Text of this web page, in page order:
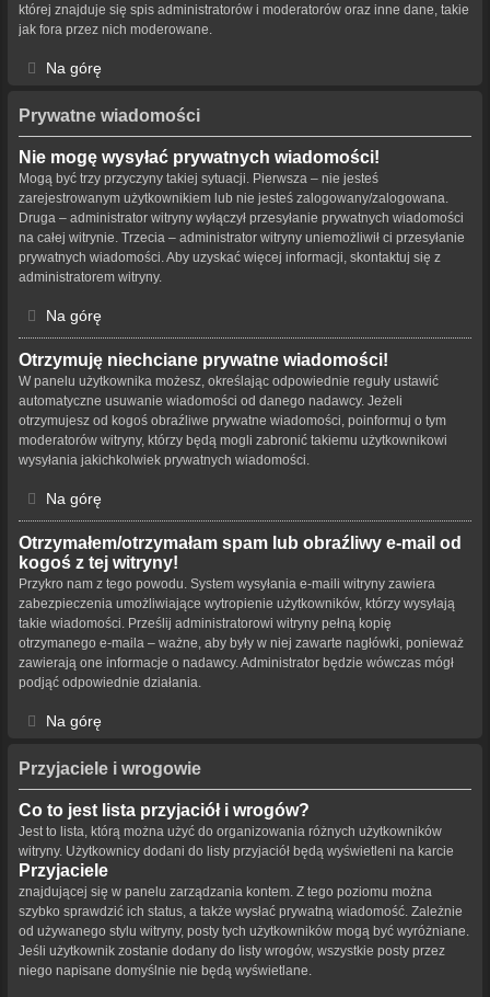
której znajduje się spis administratorów i moderatorów oraz inne dane, takie
jak fora przez nich moderowane.
Na górę
Prywatne wiadomości
Nie mogę wysyłać prywatnych wiadomości!
Mogą być trzy przyczyny takiej sytuacji. Pierwsza – nie jesteś
zarejestrowanym użytkownikiem lub nie jesteś zalogowany/zalogowana.
Druga – administrator witryny wyłączył przesyłanie prywatnych wiadomości
na całej witrynie. Trzecia – administrator witryny uniemożliwił ci przesyłanie
prywatnych wiadomości. Aby uzyskać więcej informacji, skontaktuj się z
administratorem witryny.
Na górę
Otrzymuję niechciane prywatne wiadomości!
W panelu użytkownika możesz, określając odpowiednie reguły ustawić
automatyczne usuwanie wiadomości od danego nadawcy. Jeżeli
otrzymujesz od kogoś obraźliwe prywatne wiadomości, poinformuj o tym
moderatorów witryny, którzy będą mogli zabronić takiemu użytkownikowi
wysyłania jakichkolwiek prywatnych wiadomości.
Na górę
Otrzymałem/otrzymałam spam lub obraźliwy e-mail od
kogoś z tej witryny!
Przykro nam z tego powodu. System wysyłania e-maili witryny zawiera
zabezpieczenia umożliwiające wytropienie użytkowników, którzy wysyłają
takie wiadomości. Prześlij administratorowi witryny pełną kopię
otrzymanego e-maila – ważne, aby były w niej zawarte nagłówki, ponieważ
zawierają one informacje o nadawcy. Administrator będzie wówczas mógł
podjąć odpowiednie działania.
Na górę
Przyjaciele i wrogowie
Co to jest lista przyjaciół i wrogów?
Jest to lista, którą można użyć do organizowania różnych użytkowników
witryny. Użytkownicy dodani do listy przyjaciół będą wyświetleni na karcie
Przyjaciele
znajdującej się w panelu zarządzania kontem. Z tego poziomu można
szybko sprawdzić ich status, a także wysłać prywatną wiadomość. Zależnie
od używanego stylu witryny, posty tych użytkowników mogą być wyróżniane.
Jeśli użytkownik zostanie dodany do listy wrogów, wszystkie posty przez
niego napisane domyślnie nie będą wyświetlane.